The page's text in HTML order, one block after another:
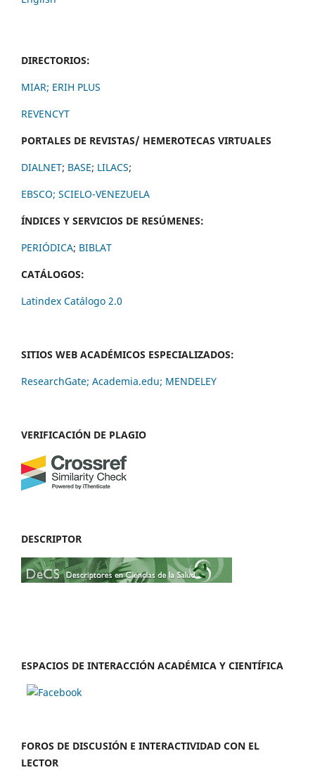
DIRECTORIOS:
MIAR; ERIH PLUS
REVENCYT
PORTALES DE REVISTAS/ HEMEROTECAS VIRTUALES
DIALNET; BASE; LILACS;
EBSCO; SCIELO-VENEZUELA
ÍNDICES Y SERVICIOS DE RESÚMENES:
PERIÓDICA; BIBLAT
CATÁLOGOS:
Latindex Catálogo 2.0
SITIOS WEB ACADÉMICOS ESPECIALIZADOS:
ResearchGate; Academia.edu; MENDELEY
VERIFICACIÓN DE PLAGIO
DESCRIPTOR
ESPACIOS DE INTERACCIÓN ACADÉMICA Y CIENTÍFICA
FOROS DE DISCUSIÓN E INTERACTIVIDAD CON EL
LECTOR